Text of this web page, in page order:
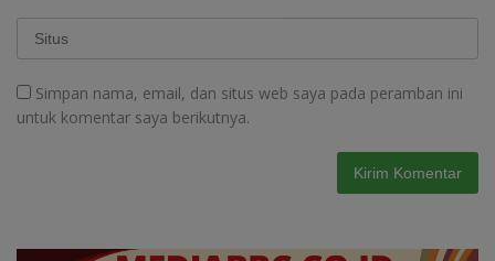
Simpan nama, email, dan situs web saya pada peramban ini
untuk komentar saya berikutnya.